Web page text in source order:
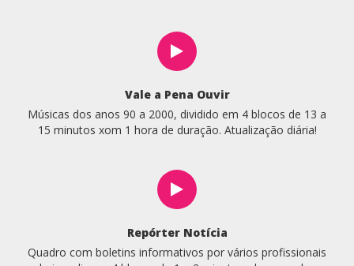
Vale a Pena Ouvir
Músicas dos anos 90 a 2000, dividido em 4 blocos de 13 a
15 minutos xom 1 hora de duração. Atualização diária!
Repórter Notícia
Quadro com boletins informativos por vários profissionais